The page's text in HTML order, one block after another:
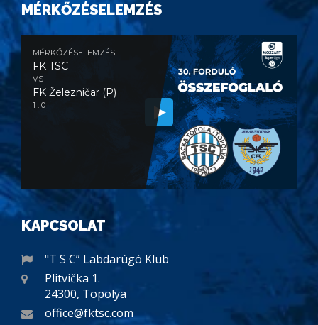
MÉRKŐZÉSELEMZÉS
MÉRKŐZÉSELEMZÉS
FK TSC
VS
FK Železničar (P)
1 : 0
KAPCSOLAT
"T S C” Labdarúgó Klub
Plitvička 1.
24300, Topolya
office@fktsc.com